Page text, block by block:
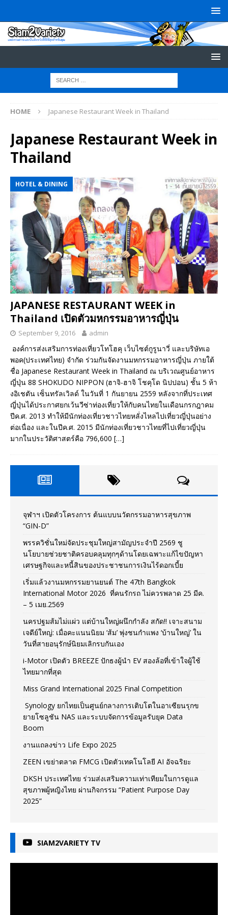
HOME Japanese Restaurant Week in Thailand
Japanese Restaurant Week in
Thailand
HOTEL & DINING
JAPANESE RESTAURANT WEEK in
Thailand เปิดตัวมหกรรมอาหารญี่ปุ่น
September 9, 2016 admin
องค์การส่งเสริมการท่องเที่ยวโทโฮคุ เว็บไซต์กูรูนาวี่ และบริษัทเอ
พอค(ประเทศไทย) จำกัด ร่วมกันจัดงานมหกรรมอาหารญี่ปุ่น ภายใต้
ชื่อ Japanese Restaurant Week in Thailand ณ บริเวณศูนย์อาหาร
ญี่ปุ่น 88 SHOKUDO NIPPON (ฮาจิ-ฮาจิ โชคุโด นิปปอน) ชั้น 5 ห้า
งอิเชตัน เซ็นทรัลเวิลด์ ในวันที่ 1 กันยายน 2559 หลังจากที่ประเทศ
ญี่ปุ่นได้ประกาศยกเว้นวีซ่าท่องเที่ยวให้กับคนไทยในเดือนกรกฎาคม
ปีค.ศ. 2013 ทำให้มีนักท่องเที่ยวชาวไทยหลั่งไหลไปเที่ยวญี่ปุ่นอย่าง
ต่อเนื่อง และในปีค.ศ. 2015 มีนักท่องเที่ยวชาวไทยที่ไปเที่ยวญี่ปุ่น
มากในประวัติศาสตร์คือ 796,600 […]
จุฬาฯ เปิดตัวโครงการ ต้นแบบนวัตกรรมอาหารสุขภาพ
“GIN-D”
พรรควิชั่นใหม่จัดประชุมใหญ่สามัญประจำปี 2569 ชู
นโยบายช่วยชาติครอบคลุมทุกๆด้านโดยเฉพาะแก้ไขปัญหา
เศรษฐกิจและหนี้สินของประชาชนการเงินไร้ดอกเบี้ย
เริ่มแล้วงานมหกรรมยานยนต์ The 47th Bangkok
International Motor 2026 ที่คนรักรถ ไม่ควรพลาด 25 มีค.
– 5 เมย.2569
นครปฐมส้มไม่แผ่ว แต่บ้านใหญ่ผนึกกำลัง สกัด!! เจาะสนาม
เจดีย์ใหญ่: เมื่อคะแนนนิยม ‘ส้ม’ พุ่งชนกำแพง ‘บ้านใหญ่’ ใน
วันที่สายอนุรักษ์นิยมเลิกรบกันเอง
i-Motor เปิดตัว BREEZE ปักธงผู้นำ EV สองล้อที่เข้าใจผู้ใช้
ไทยมากที่สุด
Miss Grand International 2025 Final Competition
Synology ยกไทยเป็นศูนย์กลางการเติบโตในอาเซียนรุกข
ยายโซลูชัน NAS และระบบจัดการข้อมูลรับยุค Data
Boom
งานแถลงข่าว Life Expo 2025
ZEEN เขย่าตลาด FMCG เปิดตัวเทคโนโลยี AI อัจฉริยะ
DKSH ประเทศไทย ร่วมส่งเสริมความเท่าเทียมในการดูแล
สุขภาพผู้หญิงไทย ผ่านกิจกรรม “Patient Purpose Day
2025”
SIAM2VARIETY TV